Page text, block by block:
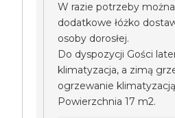
W razie potrzeby
dodatkowe łóżko
osoby dorosłej.
Do dyspozycji Gości
klimatyzacja, a zimą
ogrzewanie
Powierzchnia 17 m2.